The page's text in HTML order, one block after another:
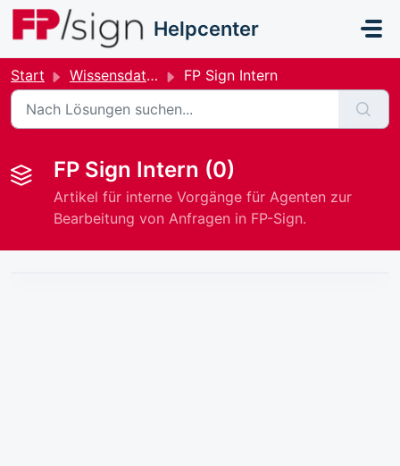
Zum hauptsächlichen Inhalt gehen
Helpcenter
Start Wissensdatenbank FP Sign Intern
FP Sign Intern (0)
Artikel für interne Vorgänge für Agenten zur
Bearbeitung von Anfragen in FP-Sign.